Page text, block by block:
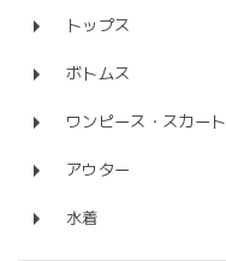
トップス
ボトムス
ワンピース・スカート
アウター
水着